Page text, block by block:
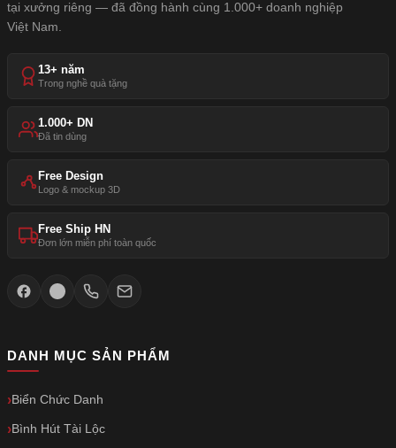
tại xưởng riêng — đã đồng hành cùng 1.000+ doanh nghiệp
Việt Nam.
13+ năm
Trong nghề quà tặng
1.000+ DN
Đã tin dùng
Free Design
Logo & mockup 3D
Free Ship HN
Đơn lớn miễn phí toàn quốc
DANH MỤC SẢN PHẨM
Biển Chức Danh
Bình Hút Tài Lộc